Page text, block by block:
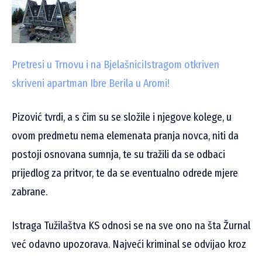
Pretresi u Trnovu i na BjelašniciIstragom otkriven
skriveni apartman Ibre Berila u Aromi!
Pizović tvrdi, a s čim su se složile i njegove kolege, u
ovom predmetu nema elemenata pranja novca, niti da
postoji osnovana sumnja, te su tražili da se odbaci
prijedlog za pritvor, te da se eventualno odrede mjere
zabrane.
Istraga Tužilaštva KS odnosi se na sve ono na šta Žurnal
već odavno upozorava. Najveći kriminal se odvijao kroz